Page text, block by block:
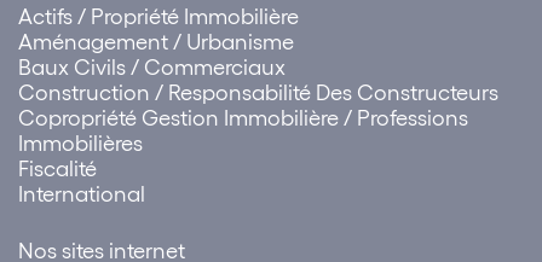
Actifs / Propriété Immobilière
Aménagement / Urbanisme
Baux Civils / Commerciaux
Construction / Responsabilité Des Constructeurs
Copropriété Gestion Immobilière / Professions
Immobilières
Fiscalité
International
Nos sites internet